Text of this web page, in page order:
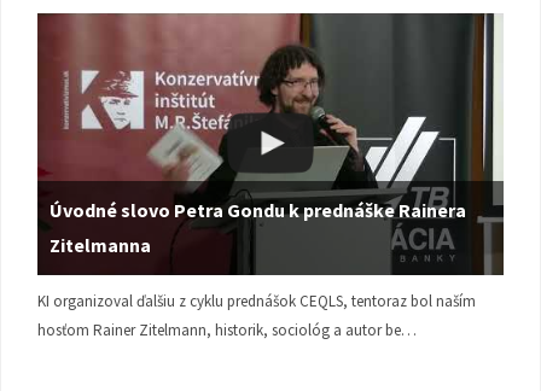
Úvodné slovo Petra Gondu k prednáške Rainera
Zitelmanna
KI organizoval ďalšiu z cyklu prednášok CEQLS, tentoraz bol naším
hosťom Rainer Zitelmann, historik, sociológ a autor be…